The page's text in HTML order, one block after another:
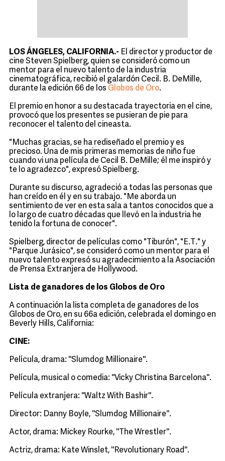
LOS ÁNGELES, CALIFORNIA.- El director y productor de
cine Steven Spielberg, quien se consideró como un
mentor para el nuevo talento de la industria
cinematográfica, recibió el galardón Cecil. B. DeMille,
durante la edición 66 de los Globos de Oro.
El premio en honor a su destacada trayectoria en el cine,
provocó que los presentes se pusieran de pie para
reconocer el talento del cineasta.
"Muchas gracias, se ha rediseñado el premio y es
precioso. Una de mis primeras memorias de niño fue
cuando vi una película de Cecil B. DeMille; él me inspiró y
te lo agradezco", expresó Spielberg.
Durante su discurso, agradeció a todas las personas que
han creído en él y en su trabajo. "Me aborda un
sentimiento de ver en esta sala a tantos conocidos que a
lo largo de cuatro décadas que llevó en la industria he
tenido la fortuna de conocer".
Spielberg, director de películas como "Tiburón", "E.T." y
"Parque Jurásico", se consideró como un mentor para el
nuevo talento expresó su agradecimiento a la Asociación
de Prensa Extranjera de Hollywood.
Lista de ganadores de los Globos de Oro
A continuación la lista completa de ganadores de los
Globos de Oro, en su 66a edición, celebrada el domingo en
Beverly Hills, California:
CINE:
Película, drama: ''Slumdog Millionaire''.
Película, musical o comedia: ''Vicky Christina Barcelona''.
Película extranjera: ''Waltz With Bashir''.
Director: Danny Boyle, ''Slumdog Millionaire''.
Actor, drama: Mickey Rourke, ''The Wrestler''.
Actriz, drama: Kate Winslet, ''Revolutionary Road''.